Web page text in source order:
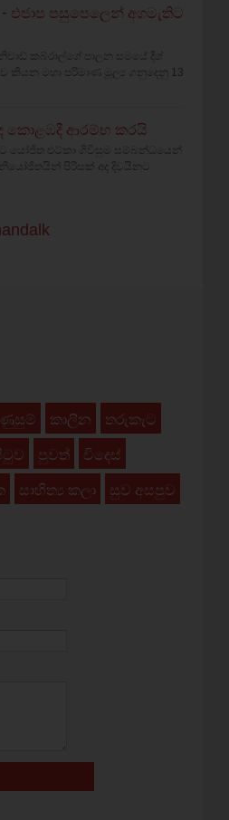
පසුපෙලෙන් අගමැතිට
කබ්රාල්ගේ පාලන සමයේ දීශ්‍
කියන මහා පරිමාණ මූල්‍ය ගනුදෙනු 13
කොළඹදී ආරම්භ කරයි
යෝජිත එට්කා ගිවිසුම සම්බන්ධයෙන්
නියෝජිතයින් පිරිසක් අද දිවයිනට
කාලීන
තරුකැට
පුවත්
විදෙස්
සාහිත්‍ය කලා සුව අසපුව